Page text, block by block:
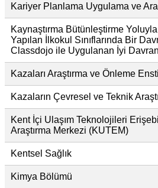
Kariyer Planlama Uygulama ve
Kaynaştırma Bütünleştirme
Yapılan İlkokul Sınıflarında Bir
Classdojo ile Uygulanan İyi
Kazaları Araştırma ve Önleme
Kazaların Çevresel ve Teknik
Kent İçi Ulaşım Teknolojileri
Araştırma Merkezi (KUTEM)
Kentsel Sağlık
Kimya Bölümü